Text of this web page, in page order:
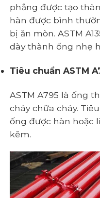
phẳng được tạo
hàn được bình
bị ăn mòn. ASTM
dày thành ống nhẹ
Tiêu chuẩn ASTM
ASTM A795 là ống
cháy chữa cháy.
ống được hàn hoặc
kẽm.